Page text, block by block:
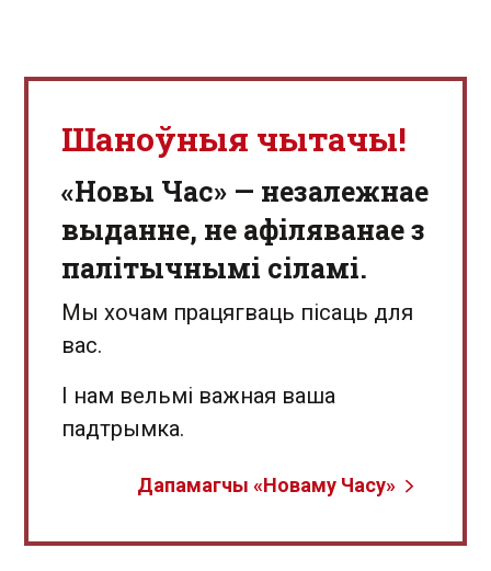
Шаноўныя чытачы!
«Новы Час» — незалежнае
выданне, не афіляванае з
палітычнымі сіламі.
Мы хочам працягваць пісаць для
вас.
І нам вельмі важная ваша
падтрымка.
Дапамагчы «Новаму Часу»